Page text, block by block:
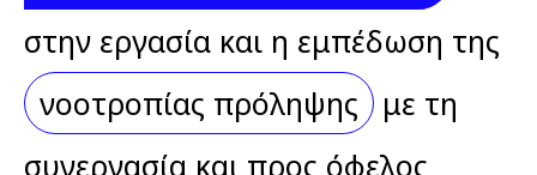
στην εργασία και η εμπέδωση της
νοοτροπίας πρόληψης
με τη
συνεργασία και προς όφελος